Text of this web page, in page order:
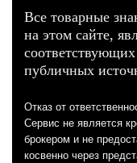
Все товарные
на этом сайте,
публичных
Отказ от
Сервис не является
брокером и не
косвенно через